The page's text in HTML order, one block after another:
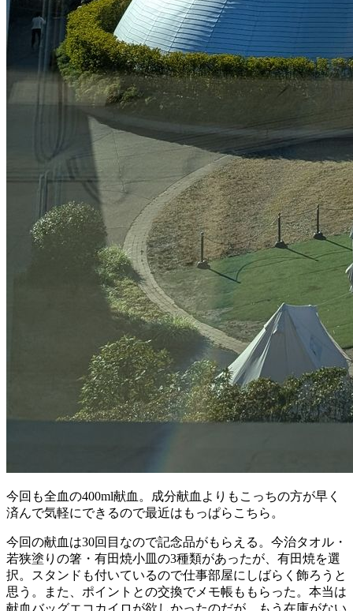
今回も全血の400ml献血。成分献血よりもこっちの方が早く
済んで気軽にできるので最近はもっぱらこちら。
今回の献血は30回目なので記念品がもらえる。今治タオル・
若狭塗りの箸・有田焼小皿の3種類があったが、有田焼を選
択。スタンドも付いているので仕事部屋にしばらく飾ろうと
思う。また、ポイントとの交換でメモ帳ももらった。本当は